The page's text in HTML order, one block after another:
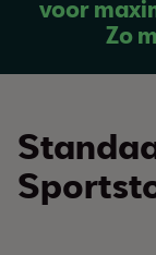
voor
Zo